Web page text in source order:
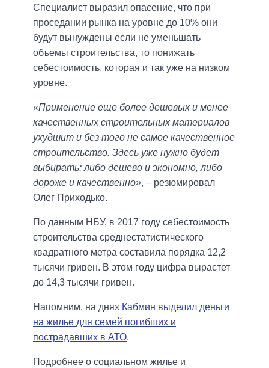
Специалист выразил опасение, что при
проседании рынка на уровне до 10% они
будут вынуждены если не уменьшать
объемы строительства, то понижать
себестоимость, которая и так уже на низком
уровне.
«Применение еще более дешевых и менее
качественных строительных материалов
ухудшит и без того не самое качественное
строительство. Здесь уже нужно будет
выбирать: либо дешево и экономно, либо
дороже и качественно», – резюмировал
Олег Приходько.
По данным НБУ, в 2017 году себестоимость
строительства среднестатистического
квадратного метра составила порядка 12,2
тысячи гривен. В этом году цифра вырастет
до 14,3 тысячи гривен.
Напомним, на днях Кабмин выделил деньги
на жилье для семей погибших и
пострадавших в АТО.
Подробнее о социальном жилье и